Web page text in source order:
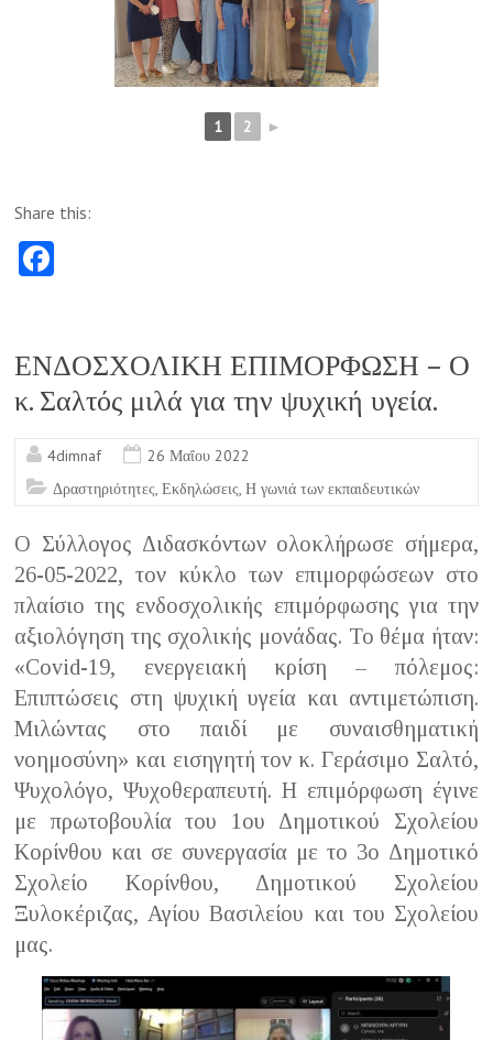
1 2 ►
Share this:
o
o
ΕΝΔΟΣΧΟΛΙΚΗ ΕΠΙΜΟΡΦΩΣΗ – Ο
κ. Σαλτός μιλά για την ψυχική υγεία.
4dimnaf
26 Μαΐου 2022
Δραστηριότητες,Εκδηλώσεις,Η γωνιά των εκπαιδευτικών
Ο Σύλλογος Διδασκόντων ολοκλήρωσε σήμερα,
26-05-2022, τον κύκλο των επιμορφώσεων στο
πλαίσιο της ενδοσχολικής επιμόρφωσης για την
αξιολόγηση της σχολικής μονάδας. Το θέμα ήταν:
«Covid-19, ενεργειακή κρίση – πόλεμος:
Επιπτώσεις στη ψυχική υγεία και αντιμετώπιση.
Μιλώντας στο παιδί με συναισθηματική
νοημοσύνη» και εισηγητή τον κ. Γεράσιμο Σαλτό,
Ψυχολόγο, Ψυχοθεραπευτή. Η επιμόρφωση έγινε
με πρωτοβουλία του 1ου Δημοτικού Σχολείου
Κορίνθου και σε συνεργασία με το 3ο Δημοτικό
Σχολείο Κορίνθου, Δημοτικού Σχολείου
Ξυλοκέριζας, Αγίου Βασιλείου και του Σχολείου
μας.